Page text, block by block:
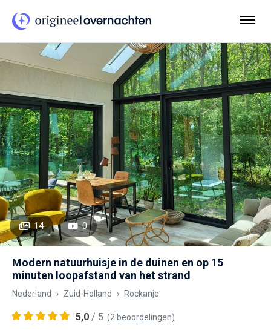
14 0
Modern natuurhuisje in de duinen en op 15
minuten loopafstand van het strand
Nederland Zuid-Holland Rockanje
5,0 / 5 (2 beoordelingen)